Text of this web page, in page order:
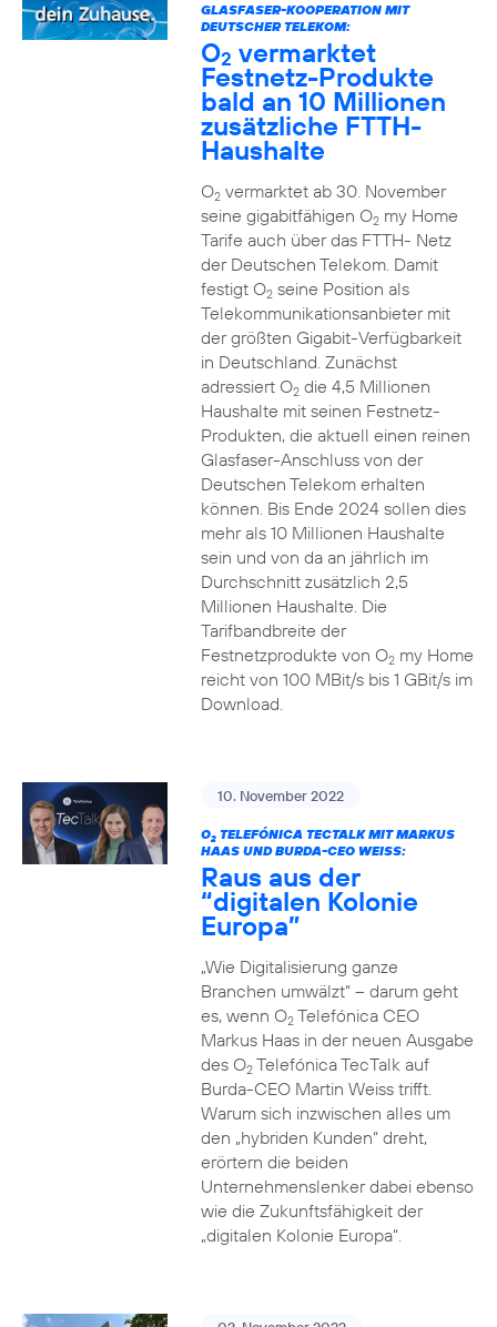
GLASFASER-KOOPERATION MIT
DEUTSCHER TELEKOM:
O2 vermarktet
Festnetz-Produkte
bald an 10 Millionen
zusätzliche FTTH-
Haushalte
O2vermarktet ab 30. November
seine gigabitfähigen O2my Home
Tarife auch über das FTTH- Netz
der Deutschen Telekom. Damit
festigt O2seine Position als
Telekommunikationsanbieter mit
der größten Gigabit-Verfügbarkeit
in Deutschland. Zunächst
adressiert O2die 4,5 Millionen
Haushalte mit seinen Festnetz-
Produkten, die aktuell einen reinen
Glasfaser-Anschluss von der
Deutschen Telekom erhalten
können. Bis Ende 2024 sollen dies
mehr als 10 Millionen Haushalte
sein und von da an jährlich im
Durchschnitt zusätzlich 2,5
Millionen Haushalte. Die
Tarifbandbreite der
Festnetzprodukte von O2my Home
reicht von 100 MBit/s bis 1 GBit/s im
Download.
10. November 2022
O2TELEFÓNICA TECTALK MIT MARKUS
HAAS UND BURDA-CEO WEISS:
Raus aus der
“digitalen Kolonie
Europa”
„Wie Digitalisierung ganze
Branchen umwälzt“ – darum geht
es, wenn O2Telefónica CEO
Markus Haas in der neuen Ausgabe
des O2Telefónica TecTalk auf
Burda-CEO Martin Weiss trifft.
Warum sich inzwischen alles um
den „hybriden Kunden“ dreht,
erörtern die beiden
Unternehmenslenker dabei ebenso
wie die Zukunftsfähigkeit der
„digitalen Kolonie Europa“.